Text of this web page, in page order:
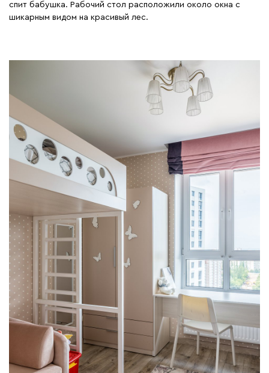
спит бабушка. Рабочий стол расположили около окна с
шикарным видом на красивый лес.